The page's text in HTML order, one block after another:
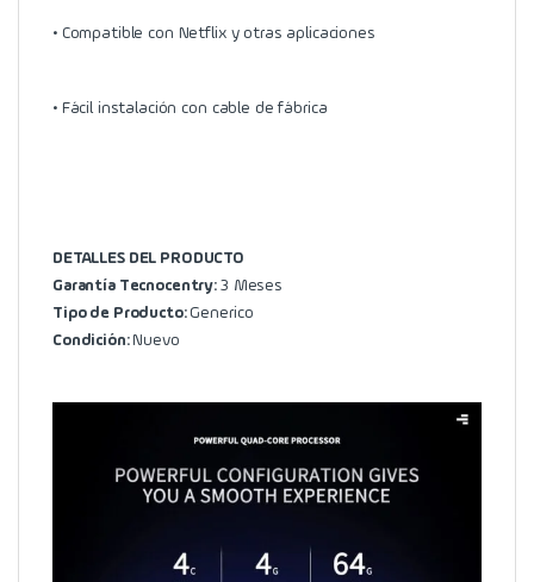
• Compatible con Netflix y otras aplicaciones
• Fácil instalación con cable de fábrica
DETALLES DEL PRODUCTO
Garantía Tecnocentry: 3 Meses
Tipo de Producto: Generico
Condición: Nuevo